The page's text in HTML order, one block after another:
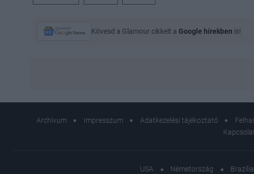
Kövesd a Glamour cikkeit a Google hírekben is!
Archívum Impresszum Adatkezelési tájékoztató
USA Németország Brazília